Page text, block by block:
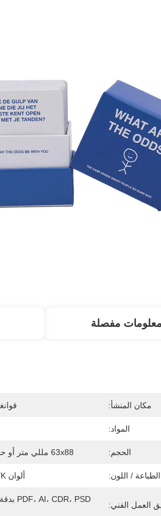
معلومات مفصلة
مكان المنشأ:
المواد:
الحجم: 63x88 مللي متر أو حسب الطلب
الطباعة / اللون: ألوان CMYK/بانتون
العمل الفني: